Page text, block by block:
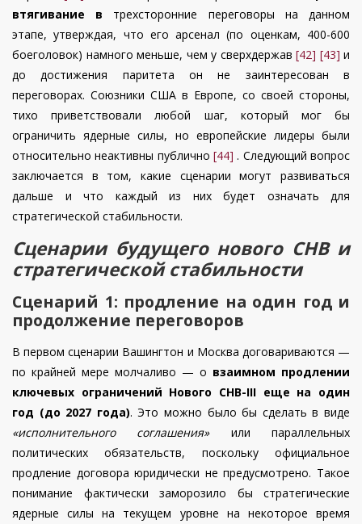
втягивание в трехсторонние переговоры на данном
этапе, утверждая, что его арсенал (по оценкам, 400-600
боеголовок) намного меньше, чем у сверхдержав [42] [43] и
до достижения паритета он не заинтересован в
переговорах. Союзники США в Европе, со своей стороны,
тихо приветствовали любой шаг, который мог бы
ограничить ядерные силы, но европейские лидеры были
относительно неактивны публично [44] . Следующий вопрос
заключается в том, какие сценарии могут развиваться
дальше и что каждый из них будет означать для
стратегической стабильности.
Сценарии будущего нового СНВ и
стратегической стабильности
Сценарий 1: продление на один год и
продолжение переговоров
В первом сценарии Вашингтон и Москва договариваются —
по крайней мере молчаливо — о взаимном продлении
ключевых ограничений Нового СНВ-III еще на один
год (до 2027 года). Это можно было бы сделать в виде
«исполнительного соглашения» или параллельных
политических обязательств, поскольку официальное
продление договора юридически не предусмотрено. Такое
понимание фактически заморозило бы стратегические
ядерные силы на текущем уровне на некоторое время